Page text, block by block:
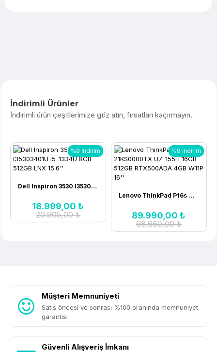
İndirimli Ürünler
İndirimli ürün çeşitlerimize göz atın, fırsatları kaçırmayın.
%9 İndirim
Dell Inspiron 3530 I35303401U i5-1334U 8GB 512GB LNX 15.6''
18.999,00 ₺
20.905,00 ₺
%9 İndirim
Lenovo ThinkPad P16s G3 21KS0000TX U7-155H 16GB 512GB RTX500ADA 4GB W11P 16''
89.990,00 ₺
98.660,00 ₺
Müşteri Memnuniyeti
Satış öncesi ve sonrası %100 oranında memnuniyet
garantisi
Güvenli Alışveriş İmkanı